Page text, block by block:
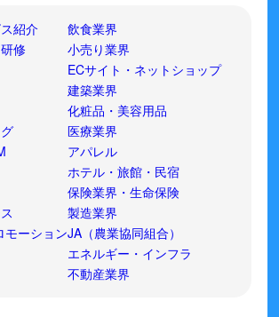
紹介
修
モーション
飲食業界
小売り業界
ECサイト・ネットショップ
建築業界
化粧品・美容用品
医療業界
アパレル
ホテル・旅館・民宿
保険業界・生命保険
製造業界
JA（農業協同組合）
エネルギー・インフラ
不動産業界